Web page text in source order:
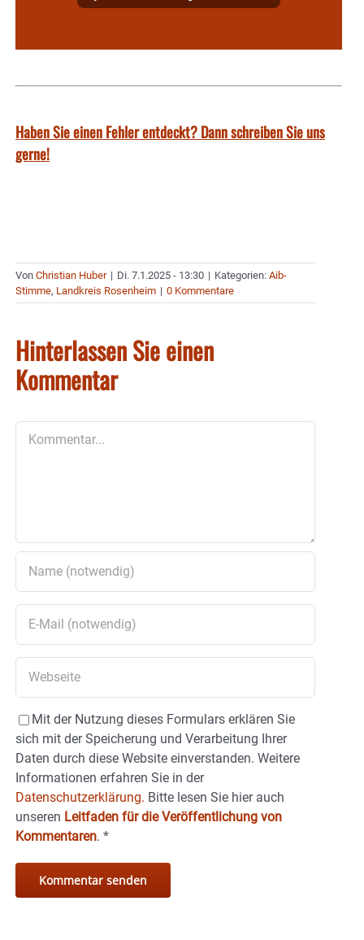
Haben Sie einen Fehler entdeckt? Dann schreiben Sie uns
gerne!
Von Christian Huber | Di. 7.1.2025 - 13:30 | Kategorien: Aib-
Stimme, Landkreis Rosenheim | 0 Kommentare
Hinterlassen Sie einen
Kommentar
Mit der Nutzung dieses Formulars erklären Sie
sich mit der Speicherung und Verarbeitung Ihrer
Daten durch diese Website einverstanden. Weitere
Informationen erfahren Sie in der
Datenschutzerklärung. Bitte lesen Sie hier auch
unseren Leitfaden für die Veröffentlichung von
Kommentaren. *